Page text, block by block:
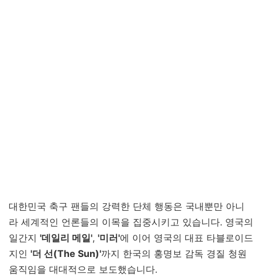
대한민국 축구 팬들의 강력한 단체 행동은 국내뿐만 아니
라 세계적인 언론들의 이목을 집중시키고 있습니다. 영국의
일간지 '데일리 메일', '미러'에 이어 영국의 대표 타블로이드
지인 '더 선(The Sun)'까지 한국의 홍명보 감독 경질 청원
움직임을 대대적으로 보도했습니다.